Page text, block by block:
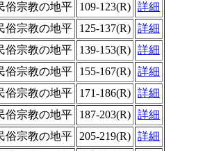
俗宗教の地平 109-123(R) 詳細
俗宗教の地平 125-137(R) 詳細
俗宗教の地平 139-153(R) 詳細
俗宗教の地平 155-167(R) 詳細
俗宗教の地平 171-186(R) 詳細
俗宗教の地平 187-203(R) 詳細
俗宗教の地平 205-219(R) 詳細